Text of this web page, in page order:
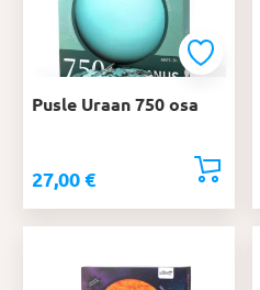
Pusle Uraan 750 osa
27,00 €